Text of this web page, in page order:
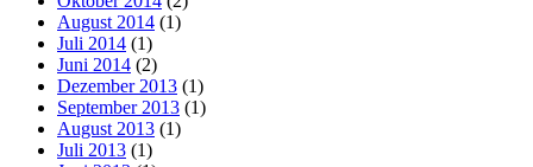
August 2014 (1)
Juli 2014 (1)
Juni 2014 (2)
Dezember 2013 (1)
September 2013 (1)
August 2013 (1)
Juli 2013 (1)